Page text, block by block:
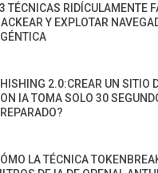
TÉCNICAS RIDÍCULAMENTE
Y EXPLOTAR
2.0:CREAR UN SITIO
IA TOMA SOLO 30
LA TÉCNICA